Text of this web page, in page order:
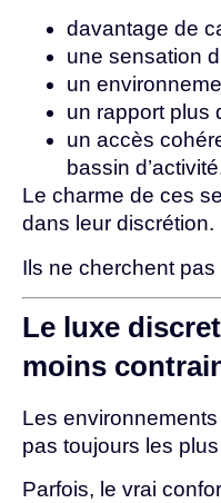
davantage de
une sensation
un
un rapport plus
un accès
bassin
Le charme de ces
dans leur discrétion.
Ils ne cherchent
Le luxe
moins
Les
pas toujours les
Parfois, le vrai